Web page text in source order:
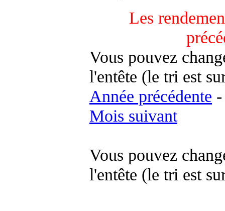
Les
Vous pouvez
l'entête (le tri est
Année précédente -
Mois suivant
Vous pouvez
l'entête (le tri est